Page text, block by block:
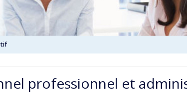
professionnel et